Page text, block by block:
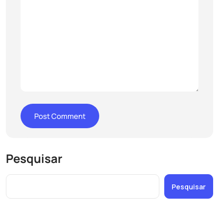
Pesquisar
Pesquisar